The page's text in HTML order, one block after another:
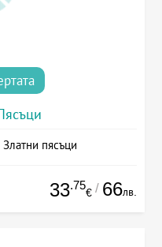
пясъци
33.75
€ / 66лв.